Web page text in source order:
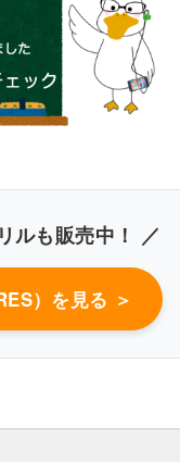
ルも販売中！ ／
）を見る ＞